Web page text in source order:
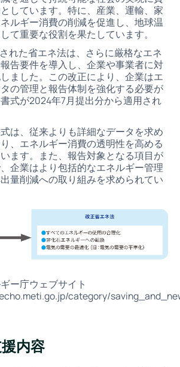
しています。特に、産業、運輸、家
ルギー消費の削減を促進し、地球温
て重要な役割を果たしています。
れた省エネ法は、さらに厳格なエネ
告要件を導入し、企業や事業者に対
ました。この改正により、企業はエ
の管理と報告体制を強化する必要が
式が2024年7月提出分から適用され
は、従来よりも詳細なデータを求め
、エネルギー消費の透明性を高める
ます。また、報告対象となる項目が
企業はより包括的なエネルギー管理
量削減への取り組みを求められてい
ー庁ウェブサイト
category/
内容